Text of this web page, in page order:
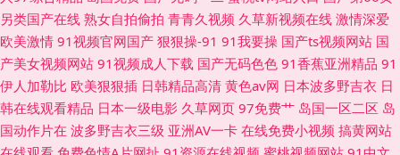
另类国产在线 熟女自拍偷拍 青青久视频 久草新视频在线 激情深爱
欧美激情 91视频官网国产 狠狠操-91 91我要操 国产ts视频网站 国
产美女视频网站 91视频成人下载 国产无码色色 91香蕉亚洲精品 91
伊人加勒比 欧美狠狠插 日韩精品高清 黄色av网 日本波多野吉衣 日
韩在线观看精品 日本一级电影 久草网页 97免费艹 岛国一区二区 岛
国动作片在 波多野吉衣三级 亚洲AV一卡 在线免费小视频 搞黄网站